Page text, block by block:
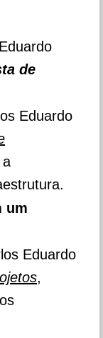
de
Eduardo
um
Eduardo
,